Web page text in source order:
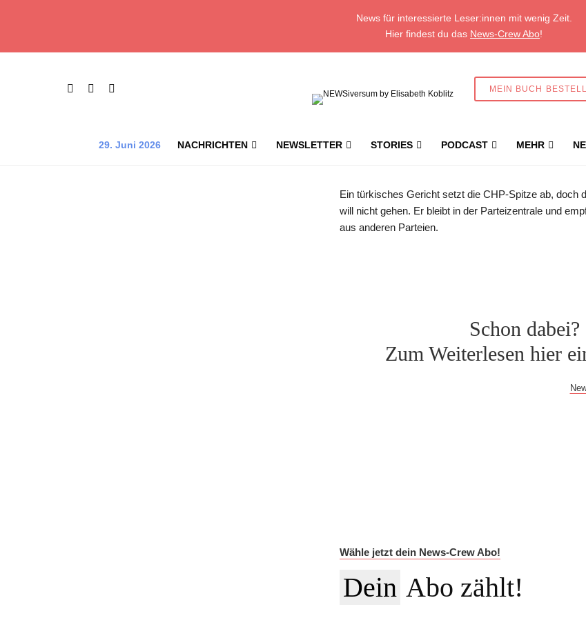
News für interessierte Leser:innen mit wenig Zeit.
Hier findest du das News-Crew Abo!
MEIN BUCH
29. Juni 2026 NACHRICHTEN NEWSLETTER STORIES PODCAST MEHR
Ein türkisches Gericht setzt die CHP-Spitze ab, doch
will nicht gehen. Er bleibt in der Parteizentrale und
aus anderen Parteien.
Schon dabei?
Zum Weiterlesen hier
Wähle jetzt dein News-Crew Abo!
Dein Abo zählt!